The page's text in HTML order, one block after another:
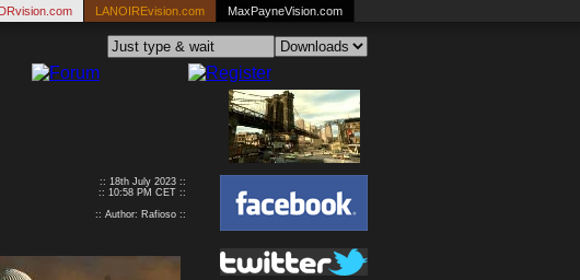
LANOIREvision.com MaxPayneVision.com
:: 18th July 2023 ::
:: 10:58 PM CET ::
:: Author: Rafioso ::